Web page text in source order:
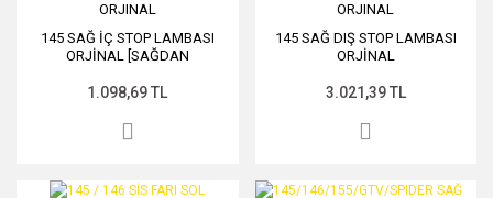
ORJINAL
145 SAĞ İÇ STOP LAMBASI
ORJİNAL [SAĞDAN
1.098,69 TL
ORJINAL
145 SAĞ DIŞ STOP LAMBASI
ORJİNAL
3.021,39 TL